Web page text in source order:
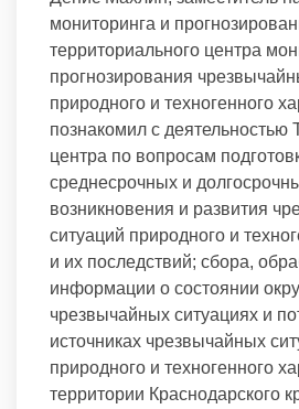
мониторинга и
территориального центра
прогнозирования
природного и техногенного
познакомил с деятельностью
центра по вопросам
среднесрочных и
возникновения и развития
ситуаций природного и
и их последствий; сбора,
информации о состоянии
чрезвычайных ситуациях и
источниках чрезвычайных
природного и техногенного
территории Краснодарского